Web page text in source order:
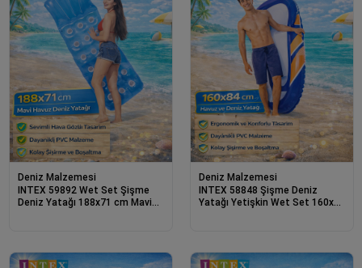
Deniz Malzemesi
INTEX 59892 Wet Set Şişme
Deniz Yatağı 188x71 cm Mavi
Deniz Malzemesi
INTEX 58848 Şişme Deniz
Yatağı Yetişkin Wet Set 160x84